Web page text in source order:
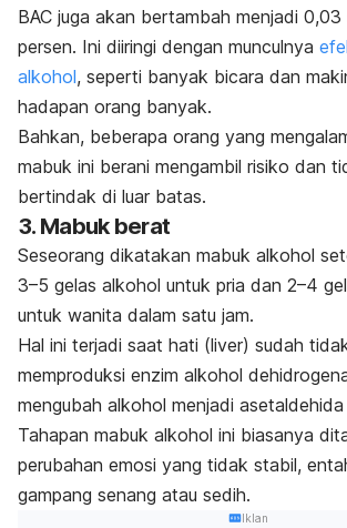
BAC juga akan bertambah menjadi 0,03
persen. Ini diiringi dengan munculnya
alkohol, seperti banyak bicara dan
hadapan orang banyak.
Bahkan, beberapa orang yang
mabuk ini berani mengambil risiko dan
bertindak di luar batas.
3. Mabuk berat
Seseorang dikatakan mabuk alkohol
3–5 gelas alkohol untuk pria dan 2–4
untuk wanita dalam satu jam.
Hal ini terjadi saat hati (liver) sudah
memproduksi enzim alkohol
mengubah alkohol menjadi
Tahapan mabuk alkohol ini biasanya
perubahan emosi yang tidak stabil,
gampang senang atau sedih.
Iklan